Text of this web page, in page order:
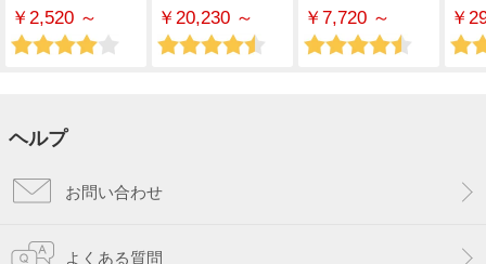
￥2,520 ～ ￥20,230 ～ ￥7,720 ～ ￥
ヘルプ
お問い合わせ
よくある質問